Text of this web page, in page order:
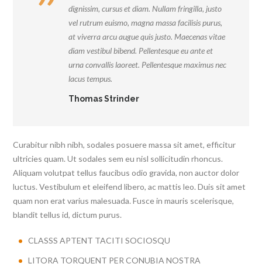
dignissim, cursus et diam. Nullam fringilla, justo
vel rutrum euismo, magna massa facilisis purus,
at viverra arcu augue quis justo. Maecenas vitae
diam vestibul bibend. Pellentesque eu ante et
urna convallis laoreet. Pellentesque maximus nec
lacus tempus.
Thomas Strinder
Curabitur nibh nibh, sodales posuere massa sit amet, efficitur
ultricies quam. Ut sodales sem eu nisl sollicitudin rhoncus.
Aliquam volutpat tellus faucibus odio gravida, non auctor dolor
luctus. Vestibulum et eleifend libero, ac mattis leo. Duis sit amet
quam non erat varius malesuada. Fusce in mauris scelerisque,
blandit tellus id, dictum purus.
CLASSS APTENT TACITI SOCIOSQU
LITORA TORQUENT PER CONUBIA NOSTRA